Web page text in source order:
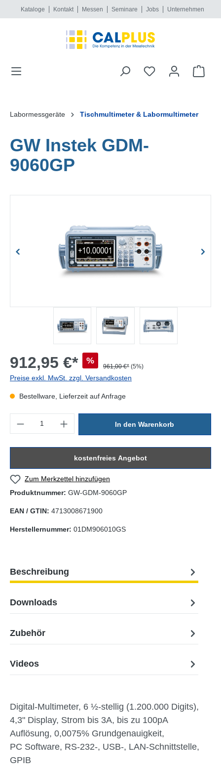
springen
Kataloge Kontakt Messen Seminare Jobs Unternehmen
Labormessgeräte Tischmultimeter & Labormultimeter
GW Instek GDM-
9060GP
912,95 €* %
961,00 €* (5%)
Preise exkl. MwSt. zzgl. Versandkosten
Bestellware, Lieferzeit auf Anfrage
In den Warenkorb
kostenfreies Angebot
Zum Merkzettel hinzufügen
Produktnummer: GW-GDM-9060GP
EAN / GTIN: 4713008671900
Herstellernummer: 01DM906010GS
Beschreibung
Downloads
Zubehör
Videos
Digital-Multimeter, 6 ½-stellig (1.200.000 Digits),
4,3" Display, Strom bis 3A, bis zu 100pA
Auflösung, 0,0075% Grundgenauigkeit,
PC Software, RS-232-, USB-, LAN-Schnittstelle,
GPIB